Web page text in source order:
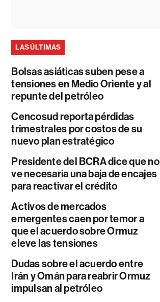
LAS ÚLTIMAS
Bolsas asiáticas suben pese a
tensiones en Medio Oriente y al
repunte del petróleo
Cencosud reporta pérdidas
trimestrales por costos de su
nuevo plan estratégico
Presidente del BCRA dice que no
ve necesaria una baja de encajes
para reactivar el crédito
Activos de mercados
emergentes caen por temor a
que el acuerdo sobre Ormuz
eleve las tensiones
Dudas sobre el acuerdo entre
Irán y Omán para reabrir Ormuz
impulsan al petróleo